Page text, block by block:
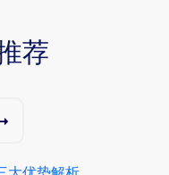
荐